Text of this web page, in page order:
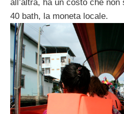
all’altra, ha un costo che non
40 bath, la moneta locale.